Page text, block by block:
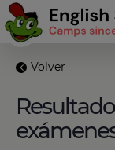
Volver